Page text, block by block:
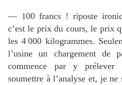
— 100 francs ! riposte
c’est le prix du cours, le prix
les 4 000 kilogrammes.
l’usine un chargement de
commence par y
soumettre à l’analyse et, je